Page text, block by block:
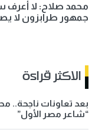
محمد صلاح: لا أعرف
جمهور طرابزون لا
الاكثر قراءة
بعد تعاونات
“شاعر مصر الأول”